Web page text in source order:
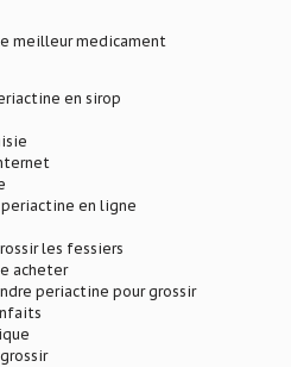
meilleur medicament
en sirop
en ligne
les fessiers
acheter
periactine pour grossir